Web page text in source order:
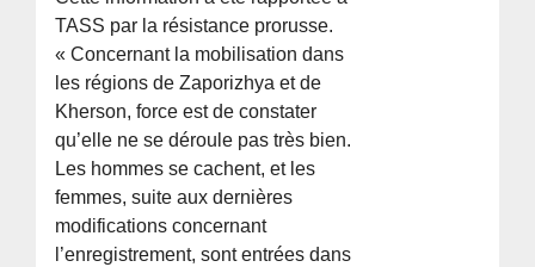
TASS par la résistance prorusse.
« Concernant la mobilisation dans
les régions de Zaporizhya et de
Kherson, force est de constater
qu’elle ne se déroule pas très bien.
Les hommes se cachent, et les
femmes, suite aux dernières
modifications concernant
l’enregistrement, sont entrées dans